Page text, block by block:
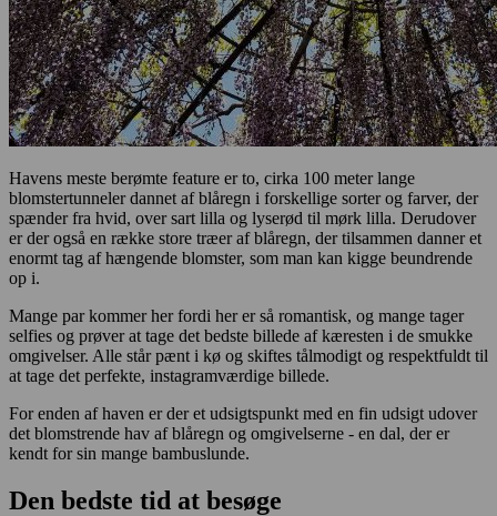
Havens meste berømte feature er to, cirka 100 meter lange
blomstertunneler dannet af blåregn i forskellige sorter og farver, der
spænder fra hvid, over sart lilla og lyserød til mørk lilla. Derudover
er der også en række store træer af blåregn, der tilsammen danner et
enormt tag af hængende blomster, som man kan kigge beundrende
op i.
Mange par kommer her fordi her er så romantisk, og mange tager
selfies og prøver at tage det bedste billede af kæresten i de smukke
omgivelser. Alle står pænt i kø og skiftes tålmodigt og respektfuldt til
at tage det perfekte, instagramværdige billede.
For enden af haven er der et udsigtspunkt med en fin udsigt udover
det blomstrende hav af blåregn og omgivelserne - en dal, der er
kendt for sin mange bambuslunde.
Den bedste tid at besøge